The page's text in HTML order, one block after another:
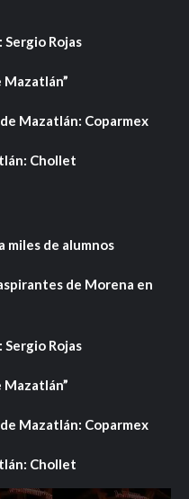
Rojas
Mazatlán”
Mazatlán: Coparmex
Chollet
miles de alumnos
de Morena en
Rojas
Mazatlán”
Mazatlán: Coparmex
Chollet